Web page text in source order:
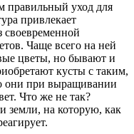
правильный уход для
привлекает
Чаще всего на ней
цветы, но бывают и
кусты с таким,
они при выращивании
Что же не так?
земли, на которую, как